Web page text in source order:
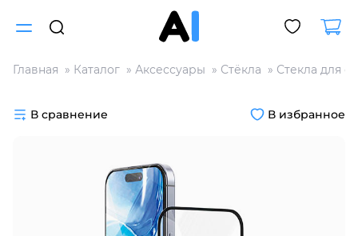
Главная Каталог Аксессуары Стёкла Стекла для
В сравнение В избранное
Разбейте
на части
без переплат